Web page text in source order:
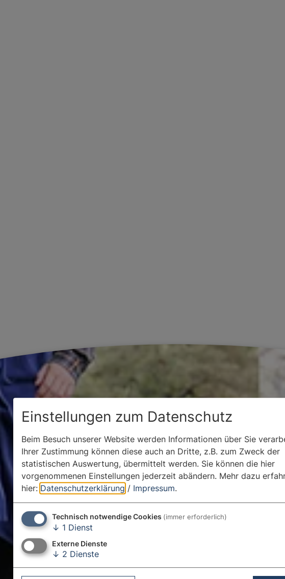
Einstellungen zum Datenschutz
Beim Besuch unserer Website werden Informationen über Sie
Ihrer Zustimmung können diese auch an Dritte, z.B. zum Zweck der
statistischen Auswertung, übermittelt werden. Sie können die hier
vorgenommenen Einstellungen jederzeit abändern. Mehr dazu
hier: Datenschutzerklärung / Impressum.
Technisch notwendige Cookies (immer erforderlich)
↓ 1 Dienst
Externe Dienste
↓ 2 Dienste